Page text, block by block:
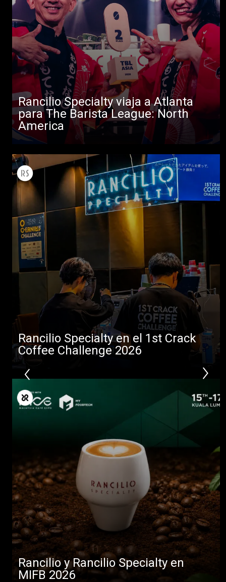
Rancilio Specialty viaja a Atlanta
para The Barista League: North
America
Rancilio Specialty en el 1st Crack
Coffee Challenge 2026
Rancilio y Rancilio Specialty en
MIFB 2026
Todos
Productos
Noticias
Descargar
Más